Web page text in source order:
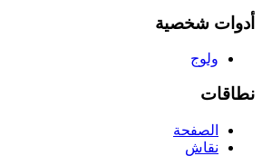
أدوات شخصية
ولوج
نطاقات
الصفحة
نقاش